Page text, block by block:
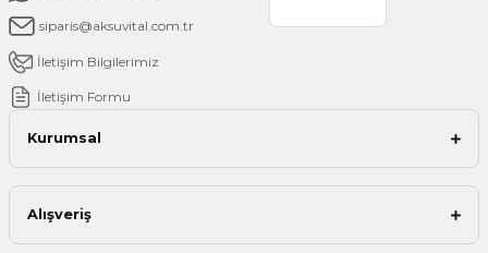
siparis@aksuvital.com.tr
İletişim Bilgilerimiz
İletişim Formu
Kurumsal
Alışveriş